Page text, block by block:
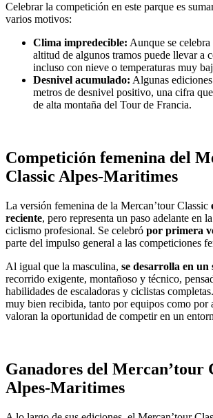
Celebrar la competición en este parque es
varios motivos:
Clima impredecible: Aunque se
altitud de algunos tramos puede llevar a
incluso con nieve o temperaturas muy
Desnivel acumulado: Algunas
metros de desnivel positivo, una cifra
de alta montaña del Tour de Francia.
Competición femenina del
Classic Alpes-Maritimes
La versión femenina de la Mercan’tour Classic
reciente, pero representa un paso adelante en
ciclismo profesional. Se celebró por primera
parte del impulso general a las competiciones
Al igual que la masculina, se desarrolla en un
recorrido exigente, montañoso y técnico,
habilidades de escaladoras y ciclistas
muy bien recibida, tanto por equipos como por
valoran la oportunidad de competir en un
Ganadores del Mercan’tour
Alpes-Maritimes